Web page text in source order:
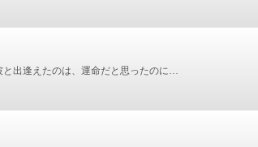
出逢えたのは、運命だと思ったのに…